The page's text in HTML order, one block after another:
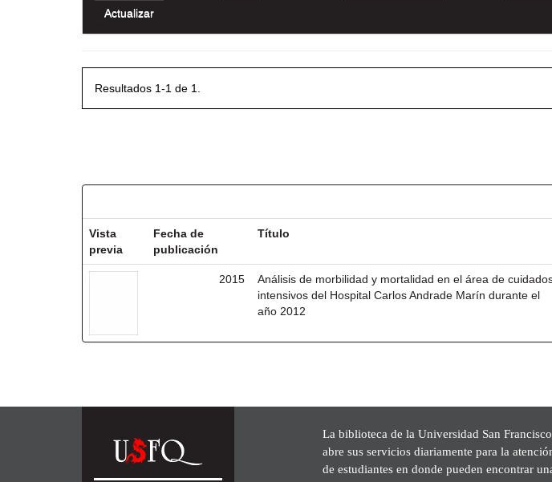
Resultados 1-1 de 1.
Vista
previa
Fecha de
publicación
Título
2015
Análisis de morbilidad y mortalidad en el área de
intensivos del Hospital Carlos Andrade Marín durante el
año 2012
La biblioteca de la Universidad San
abre sus servicios diariamente para la
de estudiantes en donde pueden encontrar